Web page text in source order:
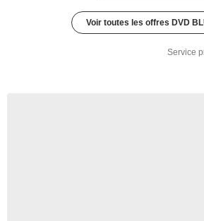
Voir toutes les offres DVD
Service